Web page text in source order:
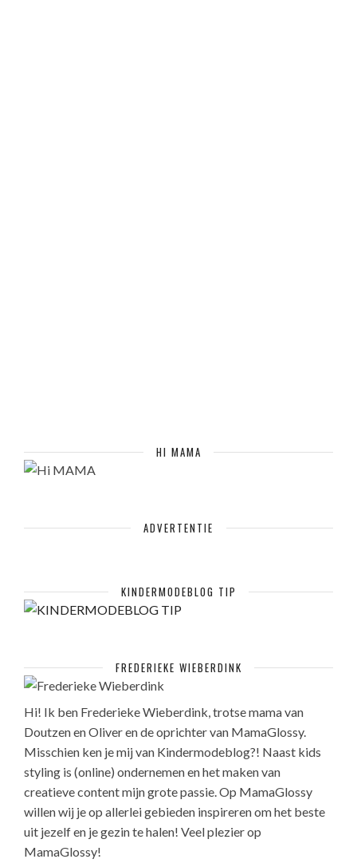
HI MAMA
ADVERTENTIE
KINDERMODEBLOG TIP
FREDERIEKE WIEBERDINK
Hi! Ik ben Frederieke Wieberdink, trotse mama van
Doutzen en Oliver en de oprichter van MamaGlossy.
Misschien ken je mij van Kindermodeblog?! Naast kids
styling is (online) ondernemen en het maken van
creatieve content mijn grote passie. Op MamaGlossy
willen wij je op allerlei gebieden inspireren om het beste
uit jezelf en je gezin te halen! Veel plezier op
MamaGlossy!